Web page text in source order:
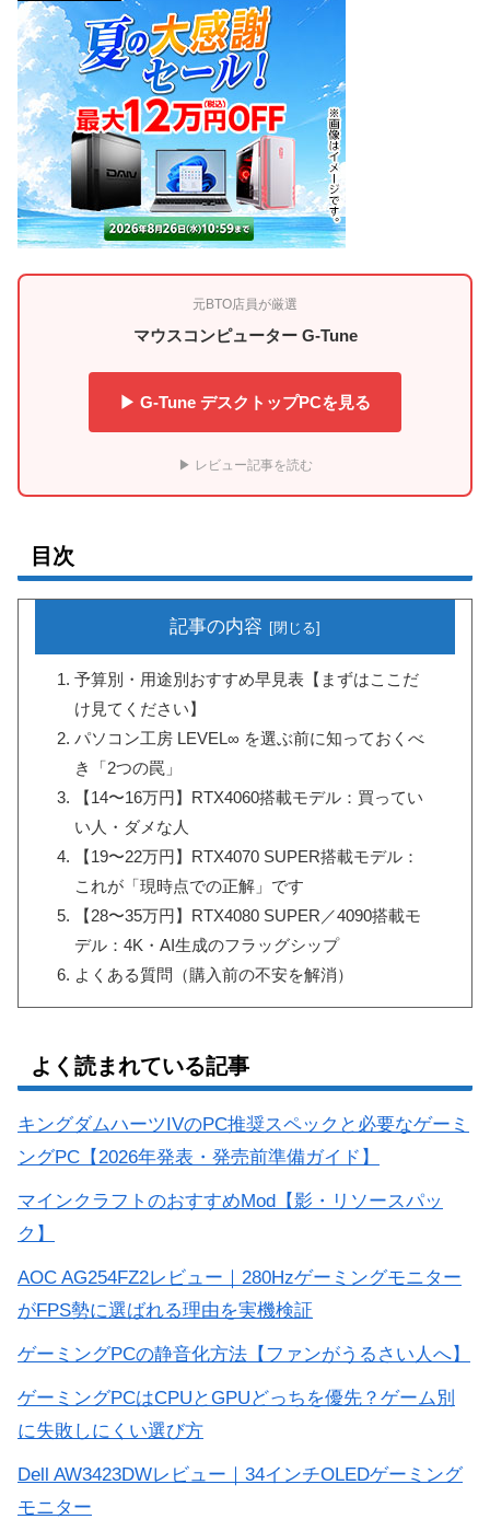
元BTO店員が厳選
マウスコンピューター G-Tune
▶ G-Tune デスクトップPCを見る
▶ レビュー記事を読む
目次
記事の内容
予算別・用途別おすすめ早見表【まずはここだ
け見てください】
パソコン工房 LEVEL∞ を選ぶ前に知っておくべ
き「2つの罠」
【14〜16万円】RTX4060搭載モデル：買ってい
い人・ダメな人
【19〜22万円】RTX4070 SUPER搭載モデル：
これが「現時点での正解」です
【28〜35万円】RTX4080 SUPER／4090搭載モ
デル：4K・AI生成のフラッグシップ
よくある質問（購入前の不安を解消）
よく読まれている記事
キングダムハーツIVのPC推奨スペックと必要なゲーミ
ングPC【2026年発表・発売前準備ガイド】
マインクラフトのおすすめMod【影・リソースパッ
ク】
AOC AG254FZ2レビュー｜280Hzゲーミングモニター
がFPS勢に選ばれる理由を実機検証
ゲーミングPCの静音化方法【ファンがうるさい人へ】
ゲーミングPCはCPUとGPUどっちを優先？ゲーム別
に失敗しにくい選び方
Dell AW3423DWレビュー｜34インチOLEDゲーミング
モニター